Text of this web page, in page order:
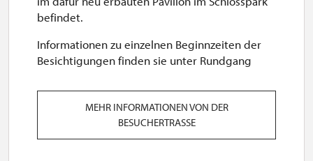
befindet.
Informationen zu einzelnen Beginnzeiten der
Besichtigungen finden sie unter Rundgang
MEHR INFORMATIONEN VON DER
BESUCHERTRASSE